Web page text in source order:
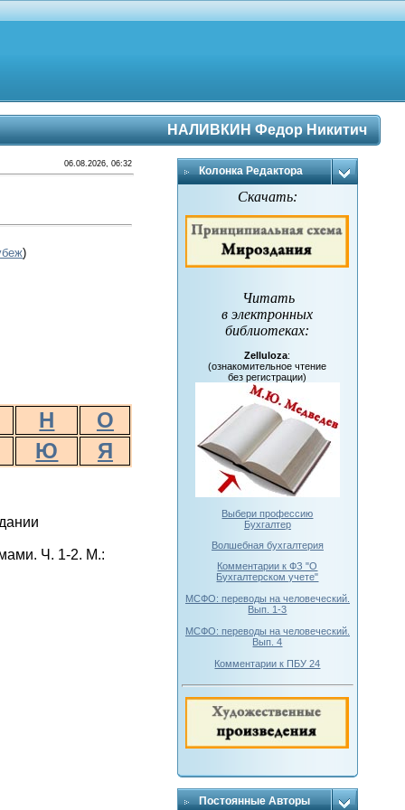
НАЛИВКИН Федор Никитич
06.08.2026, 06:32
)
Н
О
Ю Я
Ч. 1-2. М.:
Колонка Редактора
Скачать:
Читать
в электронных
библиотеках:
Zelluloza:
(ознакомительное чтение
без регистрации)
Выбери профессию
Бухгалтер
Волшебная бухгалтерия
Комментарии к ФЗ "О
Бухгалтерском учете"
МСФО: переводы на человеческий.
Вып. 1-3
МСФО: переводы на человеческий.
Вып. 4
Комментарии к ПБУ 24
Постоянные Авторы